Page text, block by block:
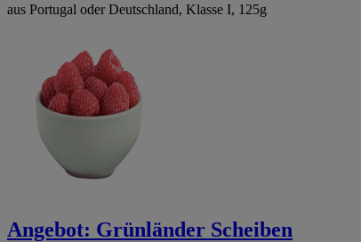
aus Portugal oder Deutschland, Klasse I, 125g
Angebot: Grünländer Scheiben